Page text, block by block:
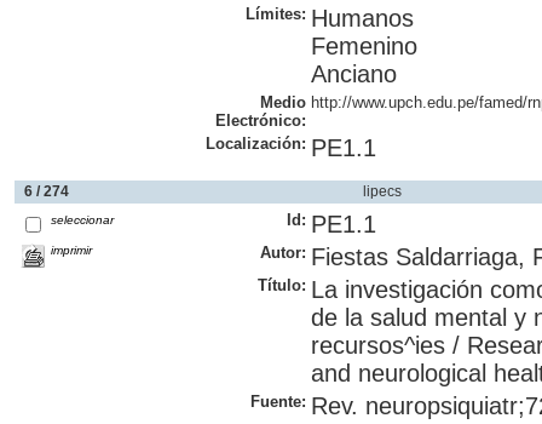
Límites: Humanos
Femenino
Anciano
Medio
Electrónico:
http://www.upch.edu.pe/famed/
Localización: PE1.1
6 / 274 lipecs
seleccionar
imprimir
Id: PE1.1
Autor: Fiestas Saldarriaga,
Título: La investigación
de la salud mental y
recursos^ies /
and neurological
Fuente: Rev.